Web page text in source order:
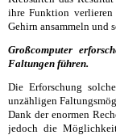
ihre Funktion
Gehirn ansammeln und
Großcomputer
Faltungen führen.
Die Erforschung
unzähligen
Dank der enormen
jedoch die